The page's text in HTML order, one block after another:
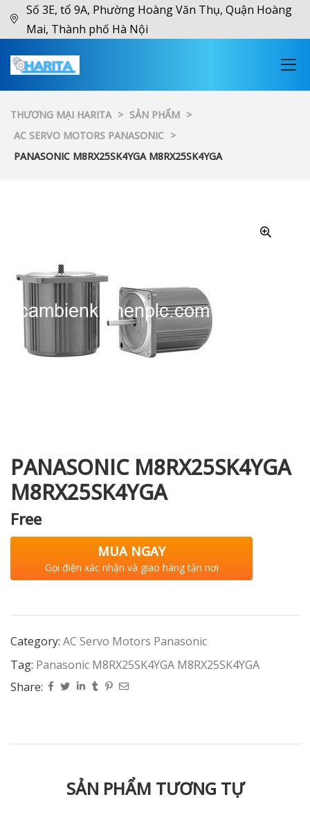
Số 3E, tổ 9A, Phường Hoàng Văn Thụ, Quận Hoàng
Mai, Thành phố Hà Nội
THƯƠNG MẠI HARITA > SẢN PHẨM >
AC SERVO MOTORS PANASONIC >
PANASONIC M8RX25SK4YGA M8RX25SK4YGA
PANASONIC M8RX25SK4YGA
M8RX25SK4YGA
Free
MUA NGAY
Gọi điện xác nhận và giao hàng tận nơi
Category: AC Servo Motors Panasonic
Tag: Panasonic M8RX25SK4YGA M8RX25SK4YGA
Share:
SẢN PHẨM TƯƠNG TỰ